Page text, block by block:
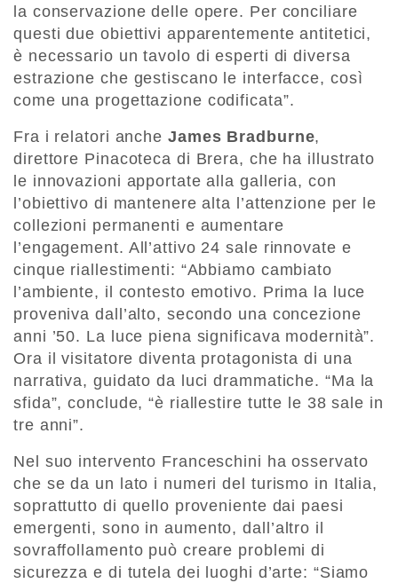
la conservazione delle opere. Per conciliare
questi due obiettivi apparentemente antitetici,
è necessario un tavolo di esperti di diversa
estrazione che gestiscano le interfacce, così
come una progettazione codificata”.
Fra i relatori anche James Bradburne,
direttore Pinacoteca di Brera, che ha illustrato
le innovazioni apportate alla galleria, con
l’obiettivo di mantenere alta l’attenzione per le
collezioni permanenti e aumentare
l’engagement. All’attivo 24 sale rinnovate e
cinque riallestimenti: “Abbiamo cambiato
l’ambiente, il contesto emotivo. Prima la luce
proveniva dall’alto, secondo una concezione
anni ’50. La luce piena significava modernità”.
Ora il visitatore diventa protagonista di una
narrativa, guidato da luci drammatiche. “Ma la
sfida”, conclude, “è riallestire tutte le 38 sale in
tre anni”.
Nel suo intervento Franceschini ha osservato
che se da un lato i numeri del turismo in Italia,
soprattutto di quello proveniente dai paesi
emergenti, sono in aumento, dall’altro il
sovraffollamento può creare problemi di
sicurezza e di tutela dei luoghi d’arte: “Siamo